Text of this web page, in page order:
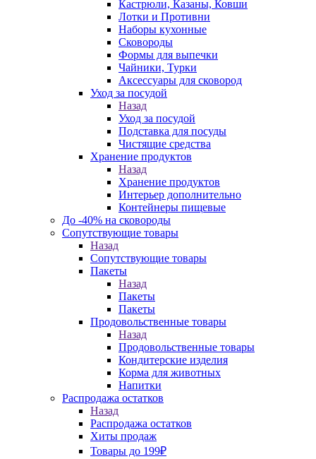
Кастрюли, Казаны, Ковши
Лотки и Противни
Наборы кухонные
Сковороды
Формы для выпечки
Чайники, Турки
Аксессуары для сковород
Уход за посудой
Назад
Уход за посудой
Подставка для посуды
Чистящие средства
Хранение продуктов
Назад
Хранение продуктов
Интерьер дополнительно
Контейнеры пищевые
До -40% на сковороды
Сопутствующие товары
Назад
Сопутствующие товары
Пакеты
Назад
Пакеты
Пакеты
Продовольственные товары
Назад
Продовольственные товары
Кондитерские изделия
Корма для животных
Напитки
Распродажа остатков
Назад
Распродажа остатков
Хиты продаж
Товары до 199₽